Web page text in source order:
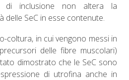
di inclusione non altera la
delle SeC in esse contenute.
coltura, in cui vengono messi in
delle fibre muscolari)
dimostrato che le SeC sono
di utrofina anche in